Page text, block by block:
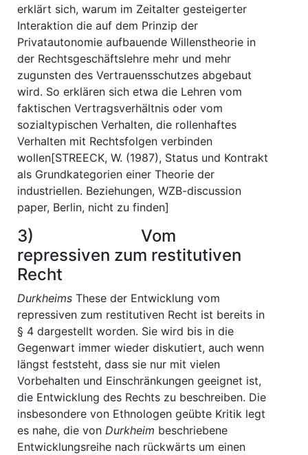
erklärt sich, warum im Zeitalter gesteigerter
Interaktion die auf dem Prinzip der
Privatautonomie aufbauende Willenstheorie in
der Rechtsgeschäftslehre mehr und mehr
zugunsten des Vertrauensschutzes abgebaut
wird. So erklären sich etwa die Lehren vom
faktischen Vertragsverhältnis oder vom
sozialtypischen Verhalten, die rollenhaftes
Verhalten mit Rechtsfolgen verbinden
wollen[STREECK, W. (1987), Status und Kontrakt
als Grundkategorien einer Theorie der
industriellen. Beziehungen, WZB-discussion
paper, Berlin, nicht zu finden]
3) Vom
repressiven zum restitutiven
Recht
Durkheims These der Entwicklung vom
repressiven zum restitutiven Recht ist bereits in
§ 4 dargestellt worden. Sie wird bis in die
Gegenwart immer wieder diskutiert, auch wenn
längst feststeht, dass sie nur mit vielen
Vorbehalten und Einschränkungen geeignet ist,
die Entwicklung des Rechts zu beschreiben. Die
insbesondere von Ethnologen geübte Kritik legt
es nahe, die von Durkheim beschriebene
Entwicklungsreihe nach rückwärts um einen